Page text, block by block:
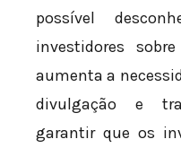
possível
investidores
aumenta a
divulgação e
garantir que os